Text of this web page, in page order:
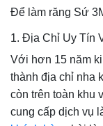
Để làm răng Sứ
1. Địa Chỉ Uy Tín
Với hơn 15 năm
thành địa chỉ nha
còn trên toàn khu
cung cấp dịch vụ